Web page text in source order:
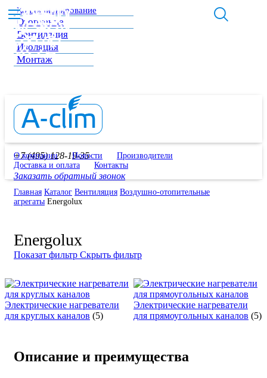
Кондиционирование
Отопление
Вентиляция
Изоляция
Монтаж
+7 (495) 128-19-35
Заказать обратный звонок
О компании Новости
Производители
Доставка и оплата
Контакты
Главная Каталог Вентиляция Воздушно-отопительные
агрегаты Energolux
Energolux
Показат фильтр Скрыть фильтр
Электрические нагреватели
для круглых каналов (5)
Электрические нагреватели
для прямоугольных каналов (5)
Описание и преимущества